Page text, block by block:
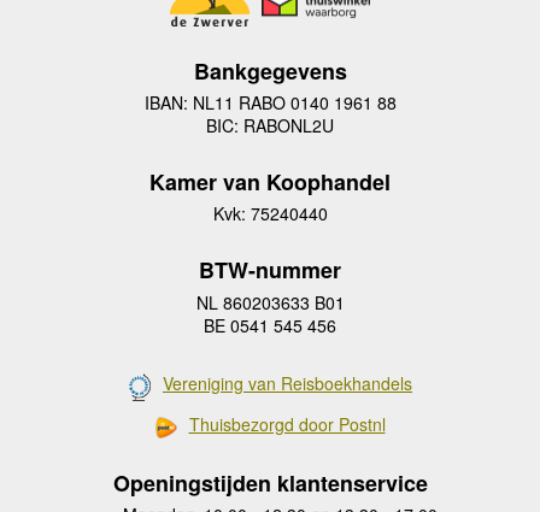
Bankgegevens
IBAN: NL11 RABO 0140 1961 88
BIC: RABONL2U
Kamer van Koophandel
Kvk: 75240440
BTW-nummer
NL 860203633 B01
BE 0541 545 456
Vereniging van Reisboekhandels
Thuisbezorgd door Postnl
Openingstijden klantenservice